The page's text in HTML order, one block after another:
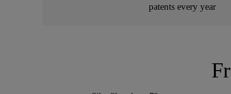
patents every year